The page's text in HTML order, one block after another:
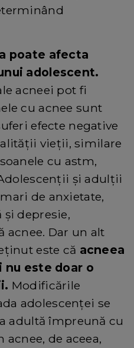
poate afecta
adolescent.
acneei pot fi
cu acnee sunt
efecte negative
vieții, similare
cu astm,
și adulții
de anxietate,
depresie,
acnee. Dar un alt
este că acneea
nu este doar o
Modificările
adolescenței se
adultă împreună cu
de aceea,